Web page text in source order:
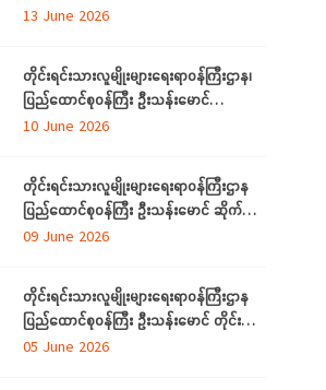
တိုင်းဒေသကြီးအတွင်းရှိ တိုင်းရင်းသားစာပေ
ဆွေးနွေး
13 June 2026
တိုင်းရင်းသားလူမျိုးများရေးရာဝန်ကြီးဌာန၊
ပြည်ထောင်စုဝန်ကြီး ဦးသန်းမောင်
ပြည်ထောင်စုနယ်မြေ နေပြည်တော်အတွင်းရှိ
အသင်းအဖွဲ့များနှင့် တွေ့ဆုံဆွေးနွေး
10 June 2026
တိုင်းရင်းသားလူမျိုးများရေးရာဝန်ကြီးဌာန
ပြည်ထောင်စုဝန်ကြီး ဦးသန်းမောင် ဆိုက်ဘာ
လုံခြုံရေး (Cyber Security) ဆိုင်ရာ
ရောက်
09 June 2026
တိုင်းရင်းသားလူမျိုးများရေးရာဝန်ကြီးဌာန
ပြည်ထောင်စုဝန်ကြီး ဦးသန်းမောင် တိုင်း
ဒေသကြီးနှင့် ပြည်နယ်များမှ
05 June 2026